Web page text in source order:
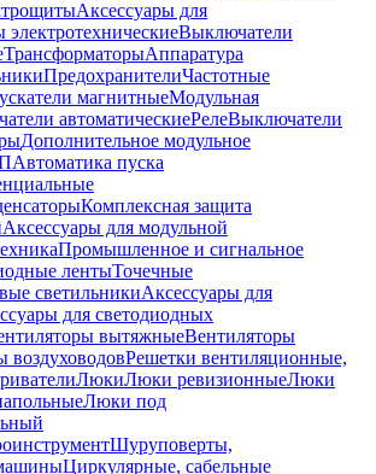
Аксессуары для
Выключатели
ТрансформаторыАппаратура
ПредохранителиЧастотные
магнитныеМодульная
автоматическиеРелеВыключатели
Дополнительное модульное
Автоматика пуска
Комплексная защита
Аксессуары для модульной
Промышленное и сигнальное
лентыТочечные
светильникиАксессуары для
для светодиодных
вытяжныеВентиляторы
воздуховодовРешетки вентиляционные,
ЛюкиЛюки ревизионныеЛюки
Люки под
Шуруповерты,
Циркулярные, сабельные